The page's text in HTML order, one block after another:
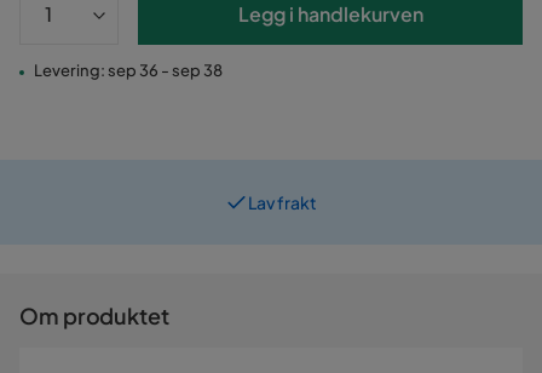
Legg i handlekurven
Levering: sep 36 - sep 38
Lav frakt
Om produktet